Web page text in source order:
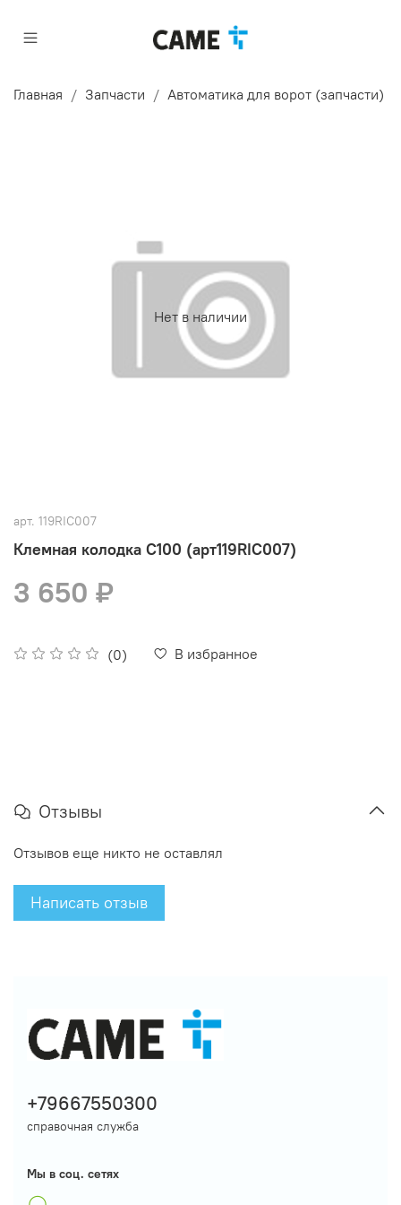
Главная Запчасти Автоматика для ворот (запчасти)
Нет в наличии
арт. 119RIC007
Клемная колодка C100 (арт119RIC007)
(0) В избранное
3 650 ₽
Отзывы
Отзывов еще никто не оставлял
Написать отзыв
+79667550300
справочная служба
Мы в соц. сетях